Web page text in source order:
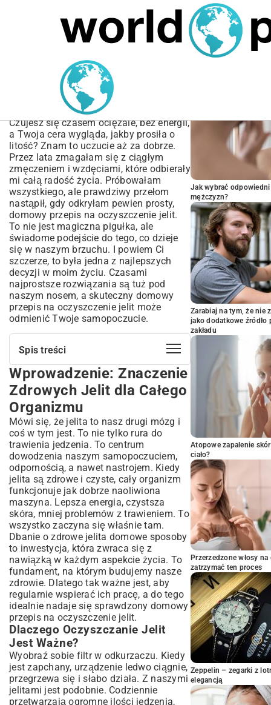
MARIUSZ ŁAMAGA 05.10.2025
Domowy Przepis na
Oczyszczenie Jelit:
Kompletny Przewodnik
Czujesz się czasem ociężale, bez energii,
a Twoja cera wygląda, jakby prosiła o
litość? Znam to uczucie aż za dobrze.
Przez lata zmagałam się z ciągłym
zmęczeniem i wzdęciami, które odbierały
mi całą radość życia. Próbowałam
wszystkiego, ale prawdziwy przełom
nastąpił, gdy odkryłam pewien prosty,
domowy przepis na oczyszczenie jelit.
To nie jest magiczna pigułka, ale
świadome podejście do tego, co dzieje
się w naszym brzuchu. I powiem Ci
szczerze, to była jedna z najlepszych
decyzji w moim życiu. Czasami
najprostsze rozwiązania są tuż pod
naszym nosem, a skuteczny domowy
przepis na oczyszczenie jelit może
odmienić Twoje samopoczucie.
Spis treści
Wprowadzenie: Znaczenie Zdrowych
Jelit dla Całego Organizmu
Dlaczego Oczyszczanie Jelit Jest Ważne?
Sygnały, Że Twoje Jelita Potrzebują
Oczyszczenia
Najczęstsze Objawy Problemów
Jelitowych
Naturalne Składniki, Które Wspierają
Detoks Jelit
Produkty Spożywcze Przyjazne Jeliom
Zioła i Przyprawy o Działaniu
Oczyszczającym
Sprawdzone Domowe Przepisy na
Oczyszczenie Jelit
Przepisy na Soki i Koktajle Detoksykujące
Oczyszczające Napary Ziołowe
Proste Potrawy Wspierające Pracę Jelit
Jak Prawidłowo Przeprowadzić Domowe
Oczyszczanie Jelit?
Częstotliwość i Czas Trwania Kuracji
Wskazówki Przed, W Trakcie i Po
Oczyszczaniu
Poza Przepisami: Komplementarne
Metody dla Zdrowych Jelit
Znaczenie Wody i Nawodnienia
Rola Aktywności Fizycznej
Wprowadzenie: Znaczenie
Zdrowych Jelit dla Całego
Organizmu
Mówi się, że jelita to nasz drugi mózg i
coś w tym jest. To nie tylko rura do
trawienia jedzenia. To centrum
dowodzenia naszym samopoczuciem,
odpornością, a nawet nastrojem. Kiedy
jelita są zdrowe i czyste, cały organizm
funkcjonuje jak dobrze naoliwiona
maszyna. Lepsza energia, czystsza
skóra, mniej problemów z trawieniem. To
wszystko zaczyna się właśnie tam.
Dbanie o zdrowe jelita domowe sposoby
to inwestycja, która zwraca się z
nawiązką w każdym aspekcie życia. To
fundament, na którym budujemy nasze
zdrowie. Dlatego tak ważne jest, aby
regularnie wspierać ich pracę, a do tego
idealnie nadaje się sprawdzony domowy
przepis na oczyszczenie jelit.
Dlaczego Oczyszczanie Jelit
Jest Ważne?
Wyobraź sobie filtr w odkurzaczu. Kiedy
jest zapchany, urządzenie ledwo ciągnie,
przegrzewa się i słabo działa. Z naszymi
jelitami jest podobnie. Codziennie
przetwarzają ogromne ilości jedzenia,
Jak wybrać
mężczyzn?
Zarabiaj na tym, że nie
jako dodatkowe
zakładu
Atopowe zapalenie
ciało?
Przerzedzone włosy
zatrzymać ten proces
Zeppelin – zegarki z
elegancją